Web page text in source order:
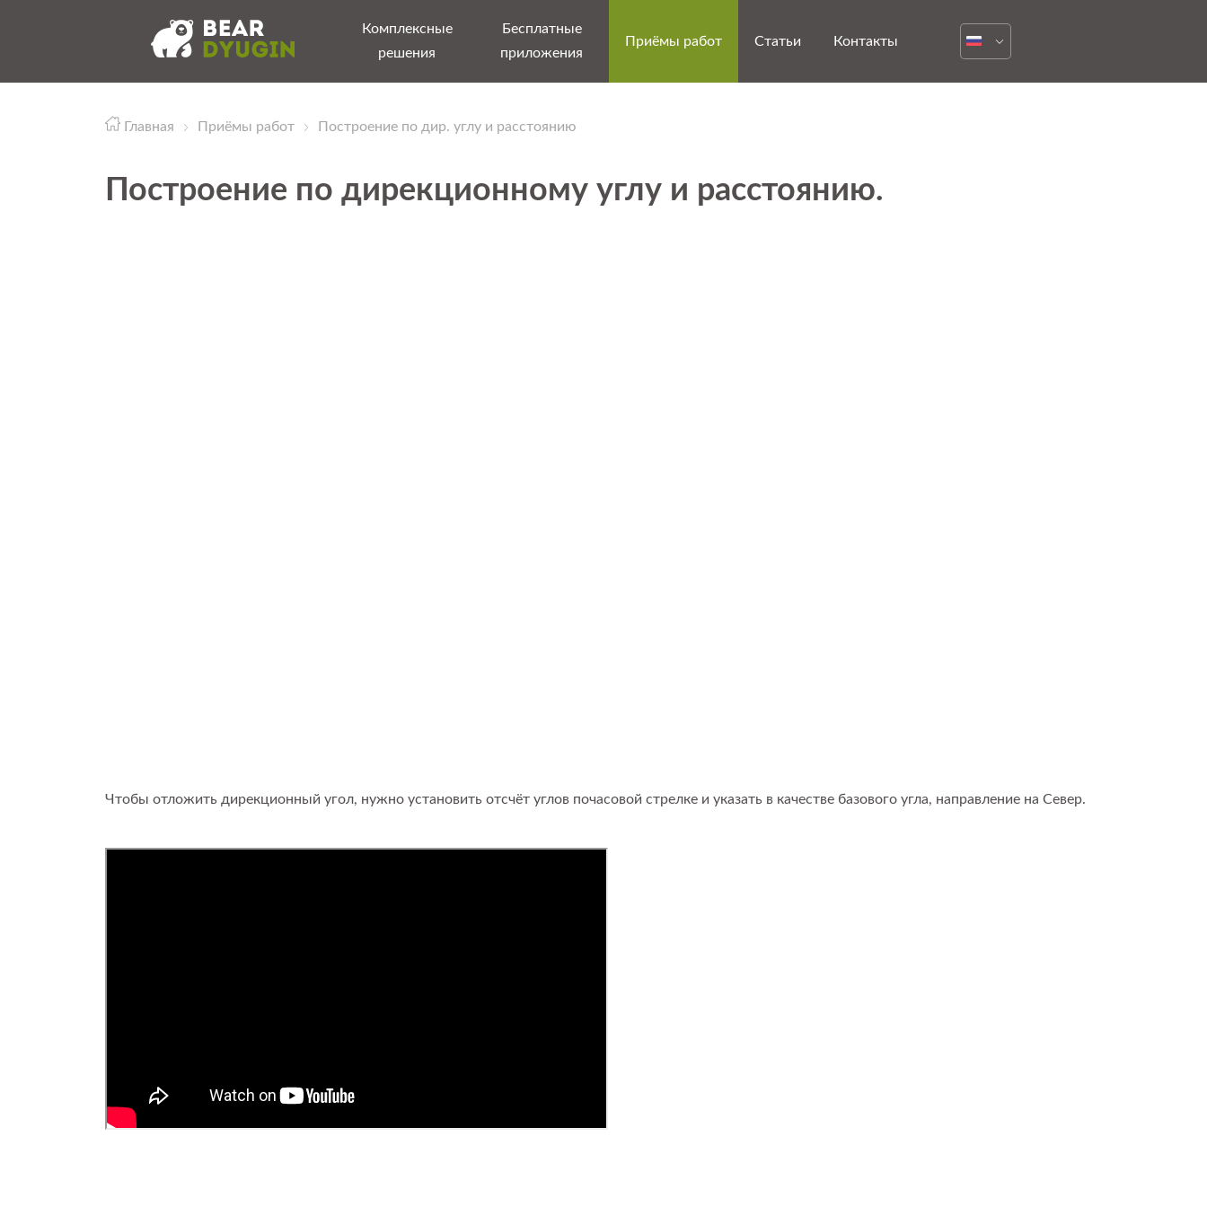
Комплексные
решения
Бесплатные
приложения
Приёмы работ Статьи Контакты
Главная Приёмы работ Построение по дир. углу и расстоянию
Построение по дирекционному углу и расстоянию.
Чтобы отложить дирекционный угол, нужно установить отсчёт углов почасовой стрелке и указать в качестве базового угла, направление на Север.